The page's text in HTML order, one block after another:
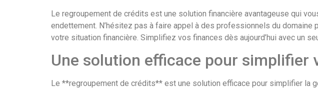
Le regroupement de crédits est une solution financière avantageuse qui
endettement. N’hésitez pas à faire appel à des professionnels du
votre situation financière. Simplifiez vos finances dès aujourd’hui avec un
Une solution efficace pour simplifier
Le **regroupement de crédits** est une solution efficace pour simplifier la